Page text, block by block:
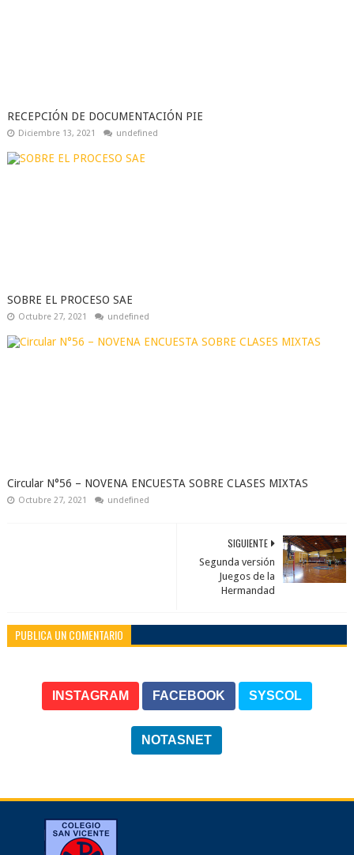
RECEPCIÓN DE DOCUMENTACIÓN PIE
Diciembre 13, 2021 undefined
SOBRE EL PROCESO SAE
Octubre 27, 2021 undefined
Circular N°56 – NOVENA ENCUESTA SOBRE CLASES MIXTAS
Octubre 27, 2021 undefined
SIGUIENTE
Segunda versión
Juegos de la
Hermandad
PUBLICA UN COMENTARIO
INSTAGRAM FACEBOOK SYSCOL
NOTASNET